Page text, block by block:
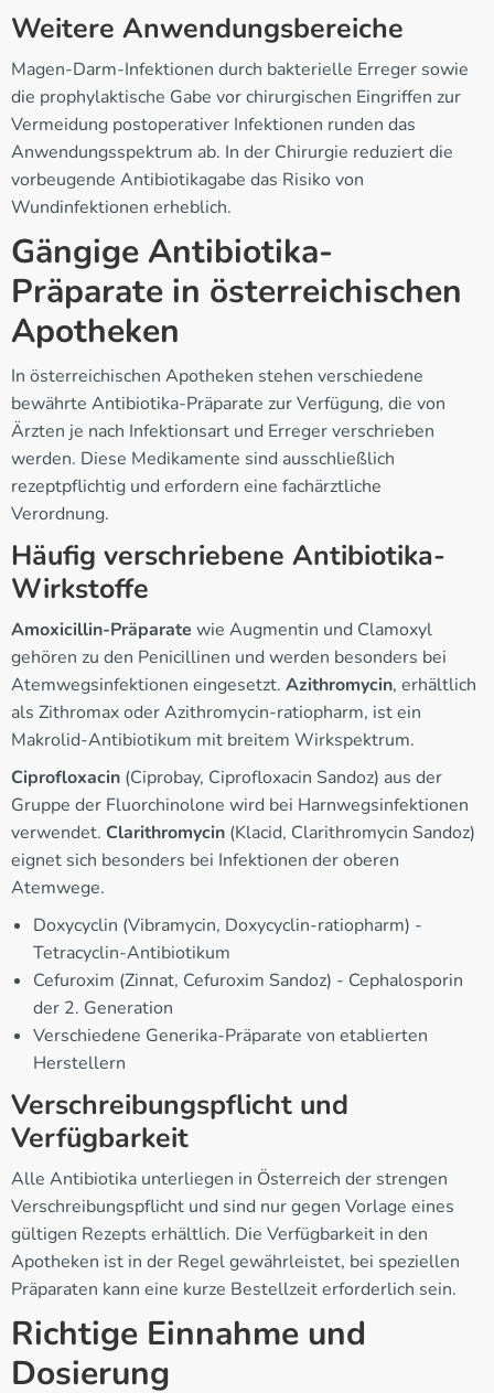
Weitere Anwendungsbereiche
Magen-Darm-Infektionen durch bakterielle Erreger sowie
die prophylaktische Gabe vor chirurgischen Eingriffen zur
Vermeidung postoperativer Infektionen runden das
Anwendungsspektrum ab. In der Chirurgie reduziert die
vorbeugende Antibiotikagabe das Risiko von
Wundinfektionen erheblich.
Gängige Antibiotika-
Präparate in österreichischen
Apotheken
In österreichischen Apotheken stehen verschiedene
bewährte Antibiotika-Präparate zur Verfügung, die von
Ärzten je nach Infektionsart und Erreger verschrieben
werden. Diese Medikamente sind ausschließlich
rezeptpflichtig und erfordern eine fachärztliche
Verordnung.
Häufig verschriebene Antibiotika-
Wirkstoffe
Amoxicillin-Präparate wie Augmentin und Clamoxyl
gehören zu den Penicillinen und werden besonders bei
Atemwegsinfektionen eingesetzt. Azithromycin, erhältlich
als Zithromax oder Azithromycin-ratiopharm, ist ein
Makrolid-Antibiotikum mit breitem Wirkspektrum.
Ciprofloxacin (Ciprobay, Ciprofloxacin Sandoz) aus der
Gruppe der Fluorchinolone wird bei Harnwegsinfektionen
verwendet. Clarithromycin (Klacid, Clarithromycin Sandoz)
eignet sich besonders bei Infektionen der oberen
Atemwege.
Doxycyclin (Vibramycin, Doxycyclin-ratiopharm) -
Tetracyclin-Antibiotikum
Cefuroxim (Zinnat, Cefuroxim Sandoz) - Cephalosporin
der 2. Generation
Verschiedene Generika-Präparate von etablierten
Herstellern
Verschreibungspflicht und
Verfügbarkeit
Alle Antibiotika unterliegen in Österreich der strengen
Verschreibungspflicht und sind nur gegen Vorlage eines
gültigen Rezepts erhältlich. Die Verfügbarkeit in den
Apotheken ist in der Regel gewährleistet, bei speziellen
Präparaten kann eine kurze Bestellzeit erforderlich sein.
Richtige Einnahme und
Dosierung